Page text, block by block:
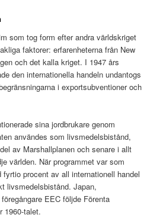
som tog form efter andra världskriget
faktorer: erfarenheterna från New
och det kalla kriget. I 1947 års
den internationella handeln undantogs
i exportsubventioner och
sina jordbrukare genom
användes som livsmedelsbistånd,
av Marshallplanen och senare i allt
världen. När programmet var som
procent av all internationell handel
livsmedelsbistånd. Japan,
EEC följde Förenta
1960-talet.